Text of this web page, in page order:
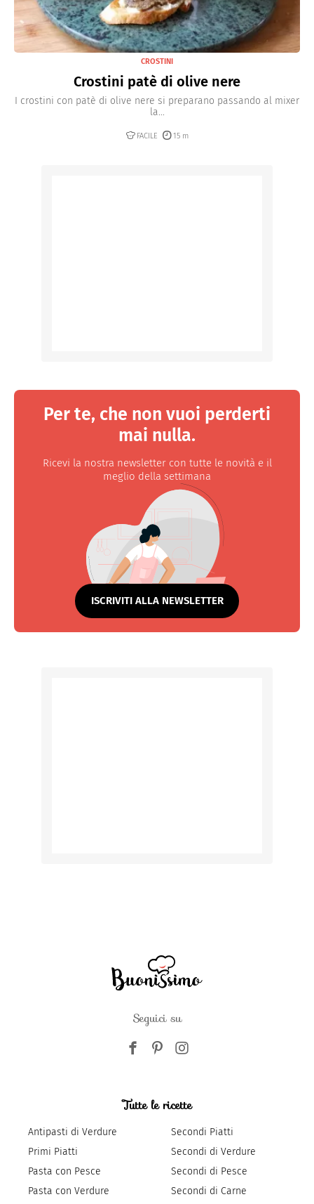
CROSTINI
Crostini patè di olive nere
I crostini con patè di olive nere si preparano passando al mixer
la...
FACILE 15 m
Per te, che non vuoi perderti
mai nulla.
Ricevi la nostra newsletter con tutte le novità e il
meglio della settimana
ISCRIVITI ALLA NEWSLETTER
Seguici su
Tutte le ricette
Antipasti di Verdure
Primi Piatti
Pasta con Pesce
Pasta con Verdure
Secondi Piatti
Secondi di Verdure
Secondi di Pesce
Secondi di Carne